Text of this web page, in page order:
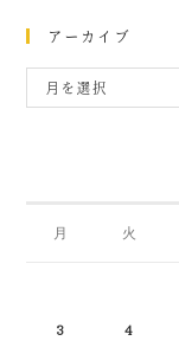
アーカイブ
月を選択
月 火
3 4